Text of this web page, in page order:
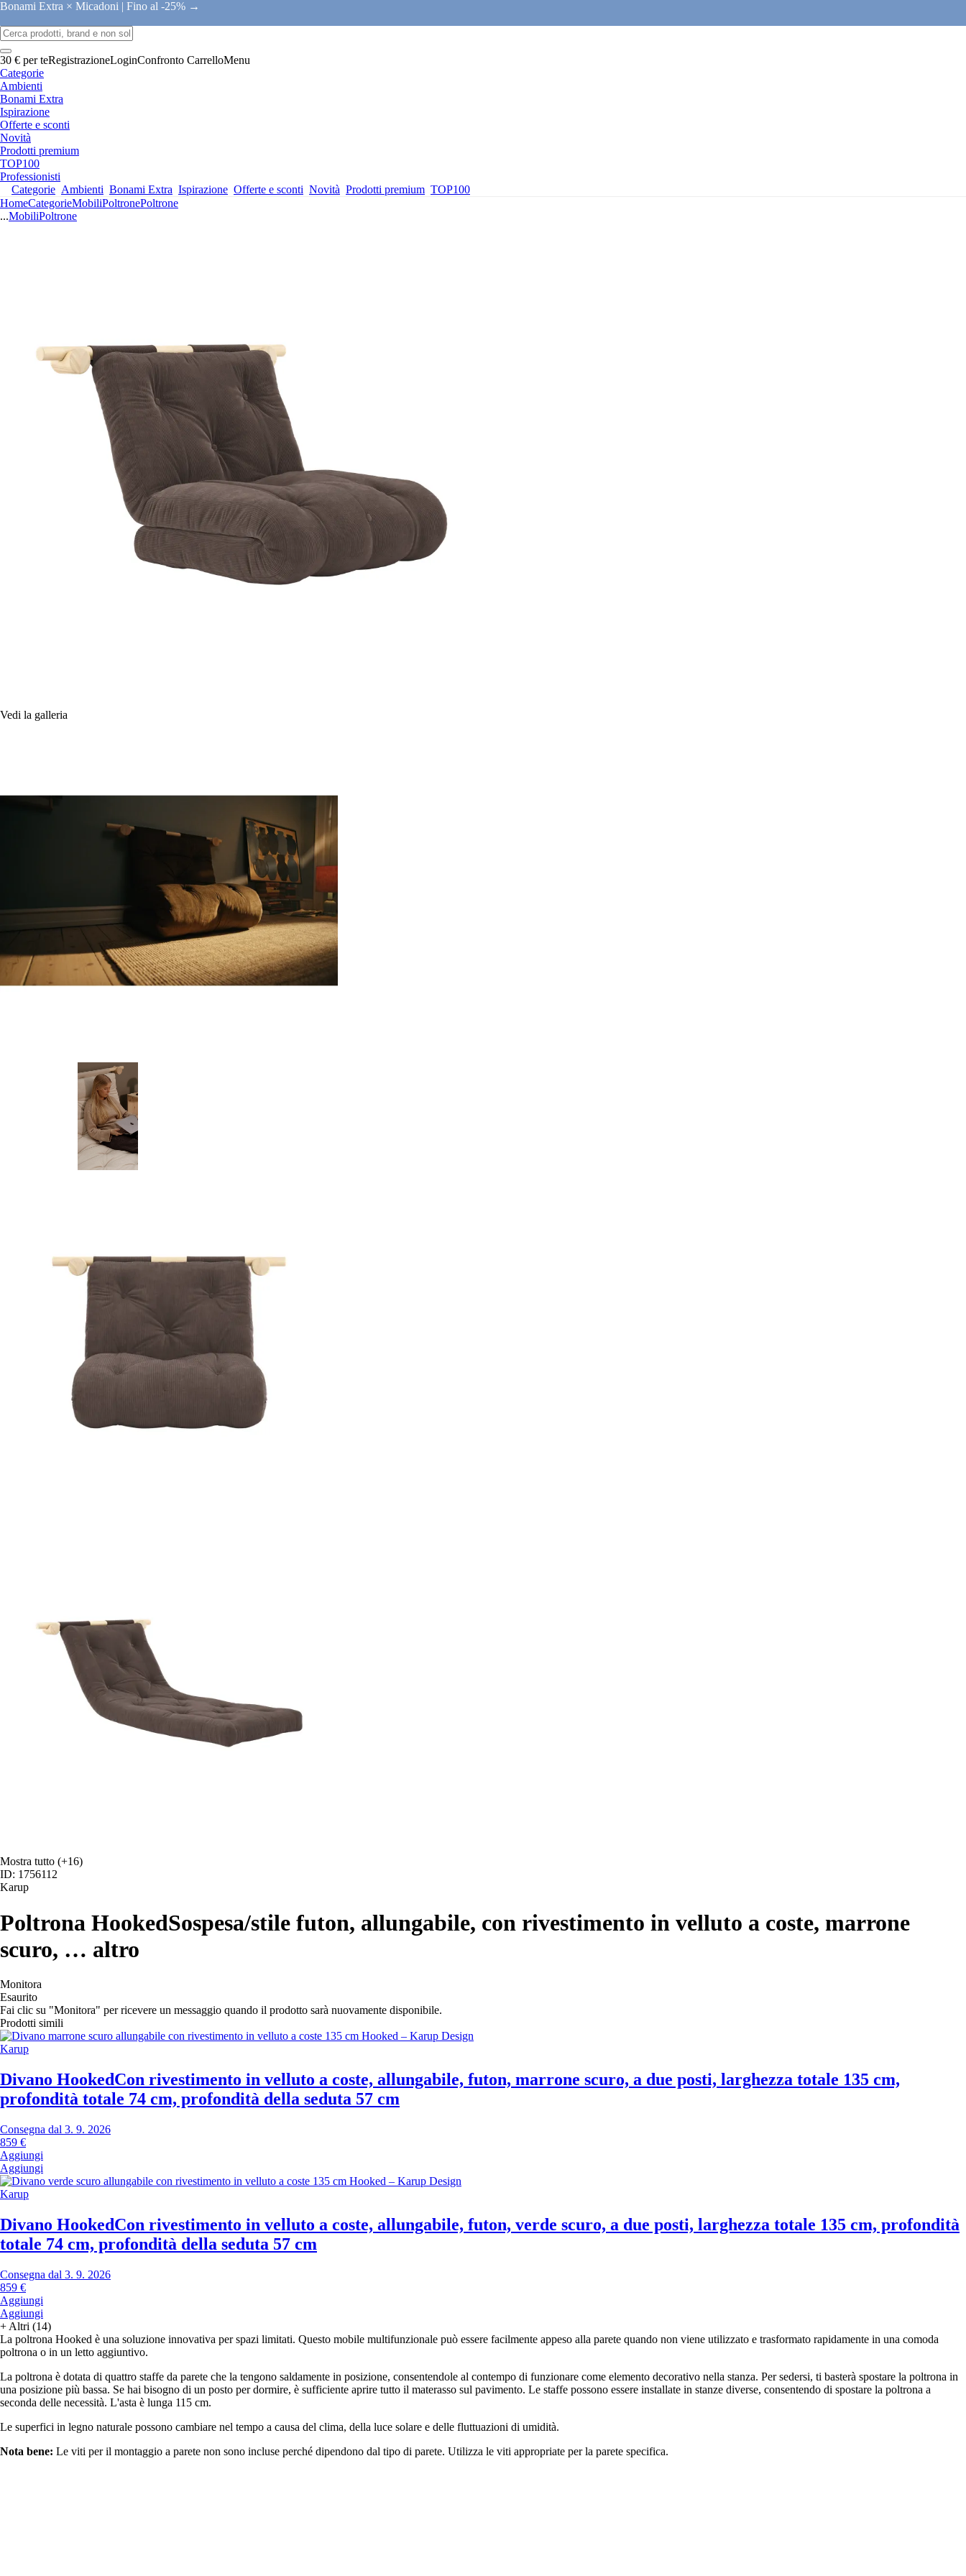
Bonami Extra × Micadoni | Fino al -25% →
30 € per teRegistrazioneLoginConfronto CarrelloMenu
Categorie
Ambienti
Bonami Extra
Ispirazione
Offerte e sconti
Novità
Prodotti premium
TOP100
Professionisti
Categorie Ambienti Bonami Extra Ispirazione Offerte e sconti Novità Prodotti premium TOP100
HomeCategorieMobiliPoltronePoltrone
...MobiliPoltrone
Vedi la galleria
Mostra tutto (+16)
ID: 1756112
Karup
Poltrona HookedSospesa/stile futon, allungabile, con rivestimento in velluto a coste, marrone
scuro, … altro
Monitora
Esaurito
Fai clic su "Monitora" per ricevere un messaggio quando il prodotto sarà nuovamente disponibile.
Prodotti simili
Karup
Divano HookedCon rivestimento in velluto a coste, allungabile, futon, marrone scuro, a due posti, larghezza totale 135 cm,
profondità totale 74 cm, profondità della seduta 57 cm
Consegna dal 3. 9. 2026
859 €
Aggiungi
Aggiungi
Karup
Divano HookedCon rivestimento in velluto a coste, allungabile, futon, verde scuro, a due posti, larghezza totale 135 cm, profondità
totale 74 cm, profondità della seduta 57 cm
Consegna dal 3. 9. 2026
859 €
Aggiungi
Aggiungi
+ Altri (14)
La poltrona Hooked è una soluzione innovativa per spazi limitati. Questo mobile multifunzionale può essere facilmente appeso alla parete quando non viene utilizzato e trasformato rapidamente in una comoda
poltrona o in un letto aggiuntivo.
La poltrona è dotata di quattro staffe da parete che la tengono saldamente in posizione, consentendole al contempo di funzionare come elemento decorativo nella stanza. Per sedersi, ti basterà spostare la poltrona in
una posizione più bassa. Se hai bisogno di un posto per dormire, è sufficiente aprire tutto il materasso sul pavimento. Le staffe possono essere installate in stanze diverse, consentendo di spostare la poltrona a
seconda delle necessità. L'asta è lunga 115 cm.
Le superfici in legno naturale possono cambiare nel tempo a causa del clima, della luce solare e delle fluttuazioni di umidità.
Nota bene: Le viti per il montaggio a parete non sono incluse perché dipendono dal tipo di parete. Utilizza le viti appropriate per la parete specifica.